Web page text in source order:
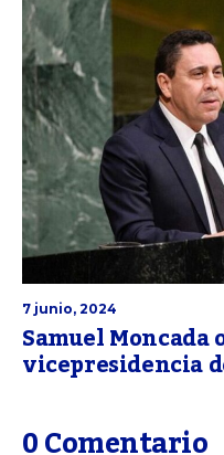
7 junio, 2024
Samuel Moncada
vicepresidencia